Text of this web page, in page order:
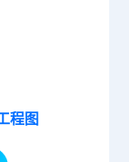
程图